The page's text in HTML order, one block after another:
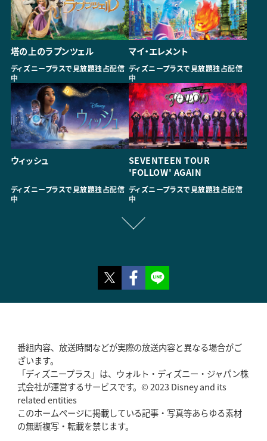
塔の上のラプンツェル
ディズニープラスで見放題独占配信
中
マイ・エレメント
ディズニープラスで見放題独占配信
中
ウィッシュ
ディズニープラスで見放題独占配信
中
SEVENTEEN TOUR
'FOLLOW' AGAIN
ディズニープラスで見放題独占配信
中
Twitter Facebook
番組内容、放送時間などが実際の放送内容と異なる場合がご
ざいます。
「ディズニープラス」は、ウォルト・ディズニー・ジャパン株
式会社が運営するサービスです。© 2023 Disney and its
related entities
このホームページに掲載している記事・写真等あらゆる素材
の無断複写・転載を禁じます。